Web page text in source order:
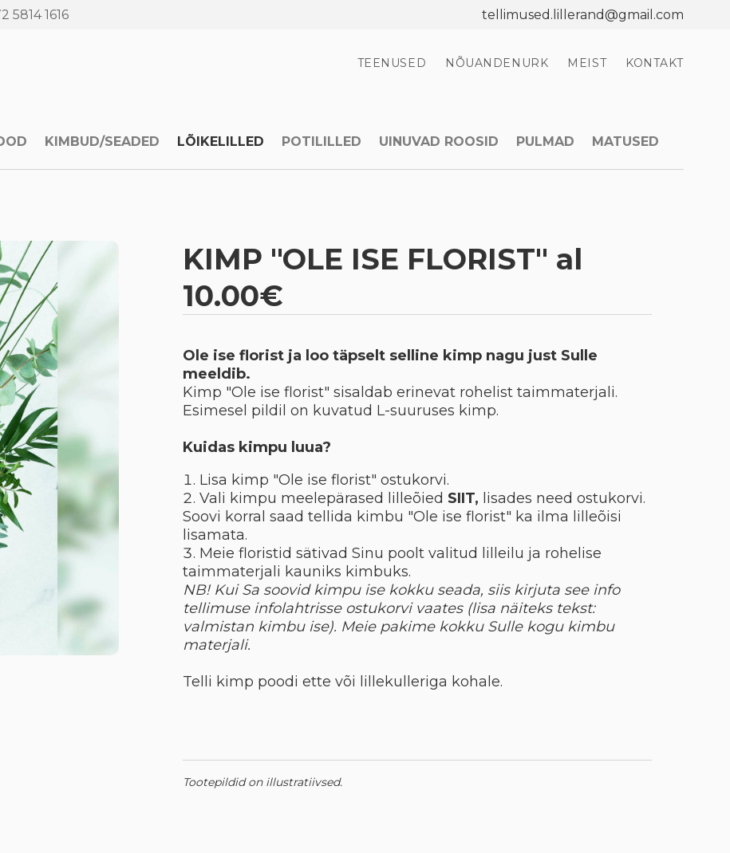
5814 1616 tellimused.lillerand@gmail.com
TEENUSED NÕUANDENURK MEIST KONTAKT
KIMBUD/SEADED LÕIKELILLED POTILILLED UINUVAD ROOSID PULMAD MATUSED
KIMP "OLE ISE FLORIST" al
10.00€
Ole ise florist ja loo täpselt selline kimp nagu just Sulle
meeldib.
Kimp "Ole ise florist" sisaldab erinevat rohelist taimmaterjali.
Esimesel pildil on kuvatud L-suuruses kimp.
Kuidas kimpu luua?
Lisa kimp "Ole ise florist" ostukorvi.
Vali kimpu meelepärased lilleõied SIIT, lisades need ostukorvi.
Soovi korral saad tellida kimbu "Ole ise florist" ka ilma lilleõisi
lisamata.
Meie floristid sätivad Sinu poolt valitud lilleilu ja rohelise
taimmaterjali kauniks kimbuks.
NB! Kui Sa soovid kimpu ise kokku seada, siis kirjuta see info
tellimuse infolahtrisse ostukorvi vaates (lisa näiteks tekst:
valmistan kimbu ise). Meie pakime kokku Sulle kogu kimbu
materjali.
Telli kimp poodi ette või lillekulleriga kohale.
Tootepildid on illustratiivsed.